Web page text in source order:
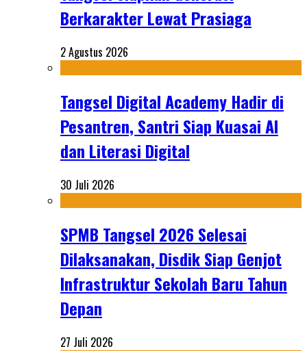
Berkarakter Lewat Prasiaga
2 Agustus 2026
Tangsel Digital Academy Hadir di
Pesantren, Santri Siap Kuasai AI
dan Literasi Digital
30 Juli 2026
SPMB Tangsel 2026 Selesai
Dilaksanakan, Disdik Siap Genjot
Infrastruktur Sekolah Baru Tahun
Depan
27 Juli 2026